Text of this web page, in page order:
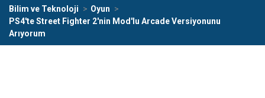
Bilim ve Teknoloji
Oyun
PS4'te Street Fighter 2'nin Mod'lu Arcade Versiyonunu
Arıyorum